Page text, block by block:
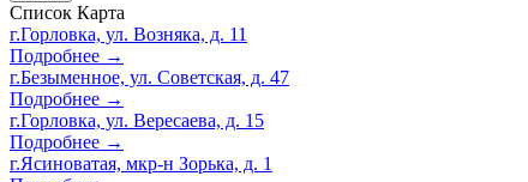
Список Карта
г.Горловка, ул. Возняка, д. 11
Подробнее →
г.Безыменное, ул. Советская, д. 47
Подробнее →
г.Горловка, ул. Вересаева, д. 15
Подробнее →
г.Ясиноватая, мкр-н Зорька, д. 1